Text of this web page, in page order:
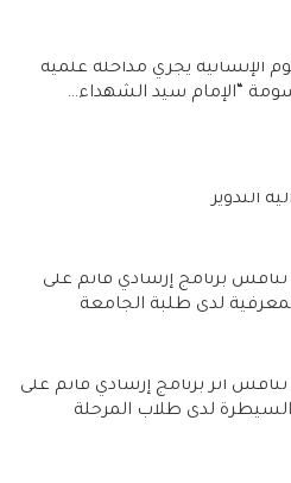
الإنسانية يجري مداخلة علمية
“الإمام سيد الشهداء…
التدوير
تناقش برنامج إرشادي قائم على
لدى طلبة الجامعة
تناقش أثر برنامج إرشادي قائم على
لدى طلاب المرحلة